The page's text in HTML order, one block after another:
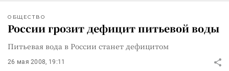
ОБЩЕСТВО
России грозит дефицит питьевой воды
Питьевая вода в России станет дефицитом
26 мая 2008, 19:11